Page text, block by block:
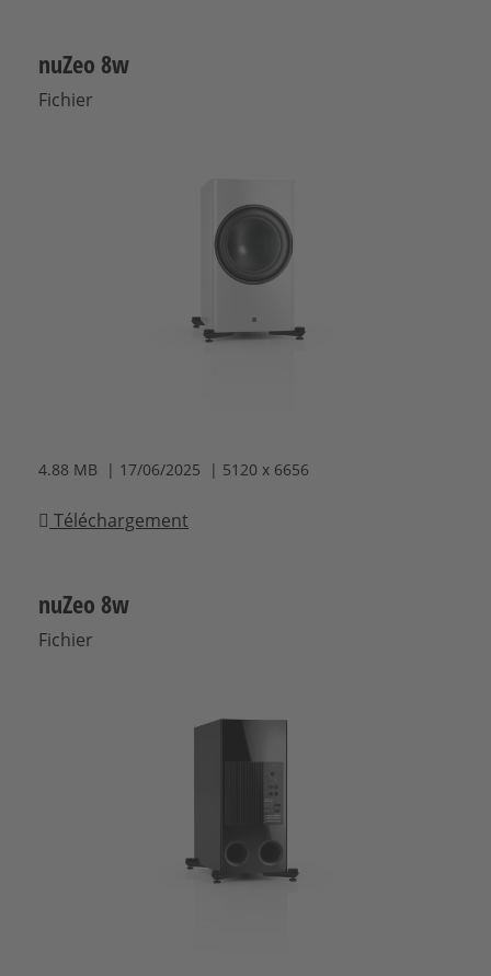
nuZeo 8w
Fichier
4.88 MB | 17/06/2025 | 5120 x 6656
Téléchargement
nuZeo 8w
Fichier